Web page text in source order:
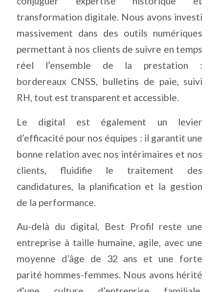
transformation digitale. Nous avons investi
massivement dans des outils numériques
permettant à nos clients de suivre en temps
réel l’ensemble de la prestation :
bordereaux CNSS, bulletins de paie, suivi
RH, tout est transparent et accessible.
Le digital est également un levier
d’efficacité pour nos équipes : il garantit une
bonne relation avec nos intérimaires et nos
clients, fluidifie le traitement des
candidatures, la planification et la gestion
de la performance.
Au-delà du digital, Best Profil reste une
entreprise à taille humaine, agile, avec une
moyenne d’âge de 32 ans et une forte
parité hommes-femmes. Nous avons hérité